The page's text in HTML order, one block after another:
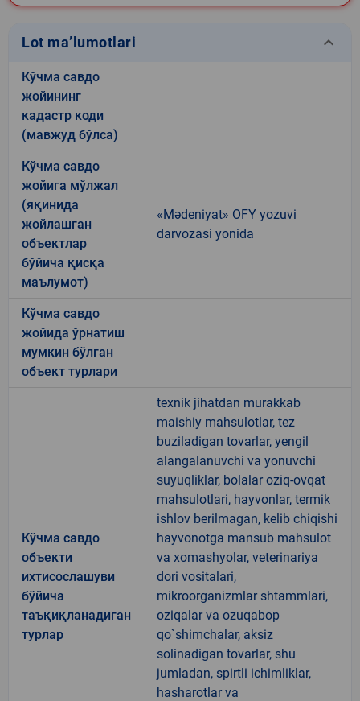
Lot ma’lumotlari keyboard_arrow_down
Кўчма савдо
жойининг
кадастр коди
(мавжуд бўлса)
Кўчма савдо
жойига мўлжал
(яқинида
жойлашган
объектлар
бўйича қисқа
маълумот)
«Mәdeniyat» OFY yozuvi
darvozasi yonida
Кўчма савдо
жойида ўрнатиш
мумкин бўлган
объект турлари
Кўчма савдо
объекти
ихтисослашуви
бўйича
таъқиқланадиган
турлар
texnik jihatdan murakkab
maishiy mahsulotlar, tez
buziladigan tovarlar, yengil
alangalanuvchi va yonuvchi
suyuqliklar, bolalar oziq-ovqat
mahsulotlari, hayvonlar, termik
ishlov berilmagan, kelib chiqishi
hayvonotga mansub mahsulot
va xomashyolar, veterinariya
dori vositalari,
mikroorganizmlar shtammlari,
oziqalar va ozuqabop
qo`shimchalar, aksiz
solinadigan tovarlar, shu
jumladan, spirtli ichimliklar,
hasharotlar va